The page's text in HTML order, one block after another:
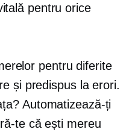
pentru orice
pentru diferite
și predispus la erori.
Automatizează-ți
te că ești mereu